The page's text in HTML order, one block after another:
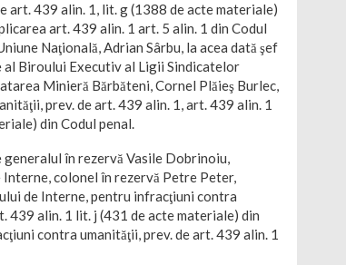
439 alin. 1, lit. g (1388 de acte materiale)
art. 439 alin. 1 art. 5 alin. 1 din Codul
Naţională, Adrian Sârbu, la acea dată şef
al Biroului Executiv al Ligii Sindicatelor
Minieră Bărbăteni, Cornel Plăieş Burlec,
prev. de art. 439 alin. 1, art. 439 alin. 1
din Codul penal.
în rezervă Vasile Dobrinoiu,
colonel în rezervă Petre Peter,
de Interne, pentru infracţiuni contra
439 alin. 1 lit. j (431 de acte materiale) din
contra umanităţii, prev. de art. 439 alin. 1